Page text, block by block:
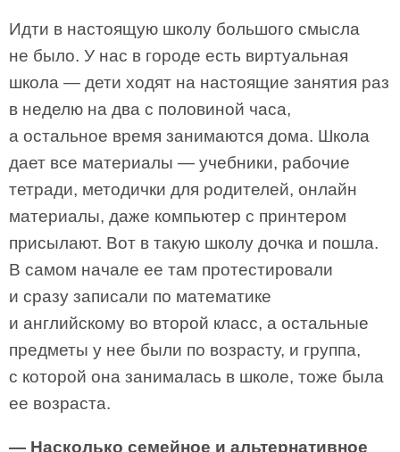
Идти в настоящую школу большого смысла
не было. У нас в городе есть виртуальная
школа — дети ходят на настоящие занятия раз
в неделю на два с половиной часа,
а остальное время занимаются дома. Школа
дает все материалы — учебники, рабочие
тетради, методички для родителей, онлайн
материалы, даже компьютер с принтером
присылают. Вот в такую школу дочка и пошла.
В самом начале ее там протестировали
и сразу записали по математике
и английскому во второй класс, а остальные
предметы у нее были по возрасту, и группа,
с которой она занималась в школе, тоже была
ее возраста.
— Насколько семейное и альтернативное